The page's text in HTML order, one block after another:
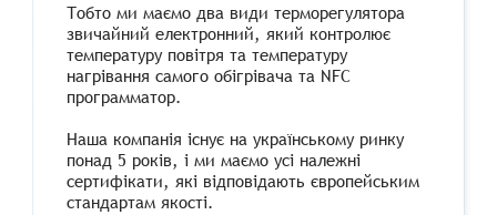
Тобто ми маємо два види терморегулятора
звичайний електронний, який контролює
температуру повітря та температуру
нагрівання самого обігрівача та NFC
программатор.
Наша компанія існує на українському ринку
понад 5 років, і ми маємо усі належні
сертифікати, які відповідають європейським
стандартам якості.